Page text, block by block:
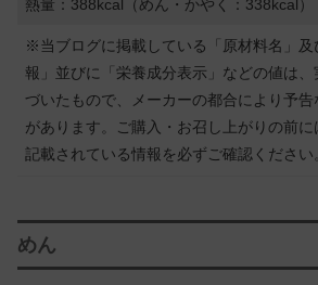
熱量：388kcal（めん・かやく：338kcal）
※当ブログに掲載している「原材料名」及
報」並びに「栄養成分表示」などの値は
づいたもので、メーカーの都合により予
があります。ご購入・お召し上がりの前
記載されている情報を必ずご確認ください
めん